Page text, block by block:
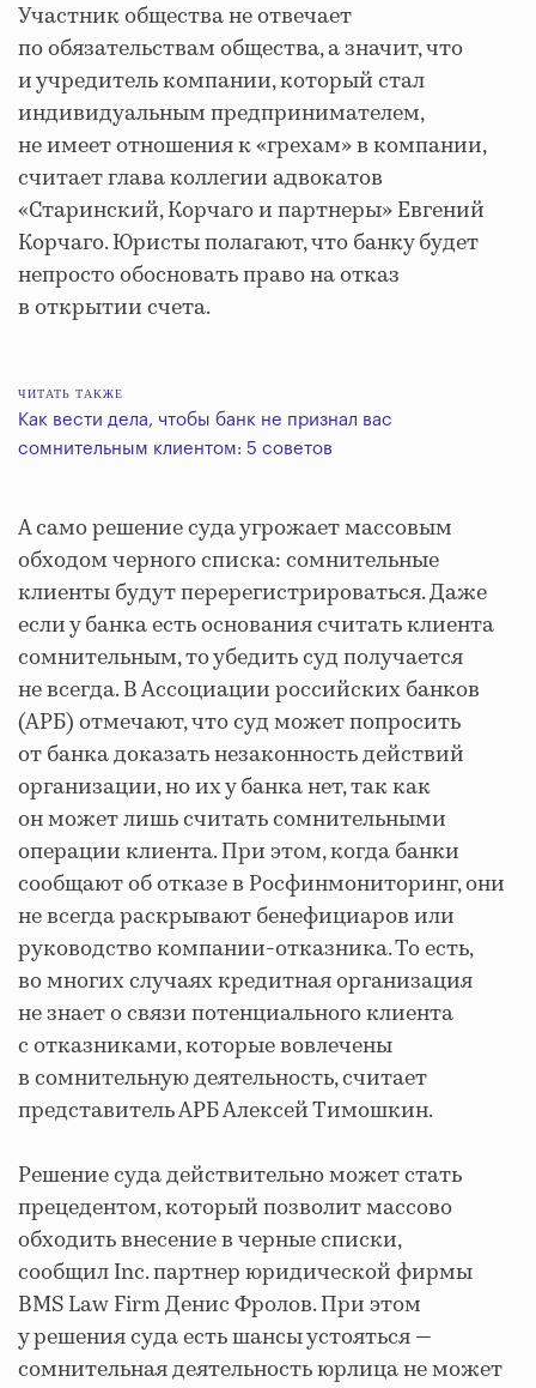
Участник общества не отвечает
по обязательствам общества, а значит, что
и учредитель компании, который стал
индивидуальным предпринимателем,
не имеет отношения к «грехам» в компании,
считает глава коллегии адвокатов
«Старинский, Корчаго и партнеры» Евгений
Корчаго. Юристы полагают, что банку будет
непросто обосновать право на отказ
в открытии счета.
ЧИТАТЬ ТАКЖЕ
Как вести дела, чтобы банк не признал вас
сомнительным клиентом: 5 советов
А само решение суда угрожает массовым
обходом черного списка: сомнительные
клиенты будут перерегистрироваться. Даже
если у банка есть основания считать клиента
сомнительным, то убедить суд получается
не всегда. В Ассоциации российских банков
(АРБ) отмечают, что суд может попросить
от банка доказать незаконность действий
организации, но их у банка нет, так как
он может лишь считать сомнительными
операции клиента. При этом, когда банки
сообщают об отказе в Росфинмониторинг, они
не всегда раскрывают бенефициаров или
руководство компании-отказника. То есть,
во многих случаях кредитная организация
не знает о связи потенциального клиента
с отказниками, которые вовлечены
в сомнительную деятельность, считает
представитель АРБ Алексей Тимошкин.
Решение суда действительно может стать
прецедентом, который позволит массово
обходить внесение в черные списки,
сообщил Inc. партнер юридической фирмы
BMS Law Firm Денис Фролов. При этом
у решения суда есть шансы устояться —
сомнительная деятельность юрлица не может